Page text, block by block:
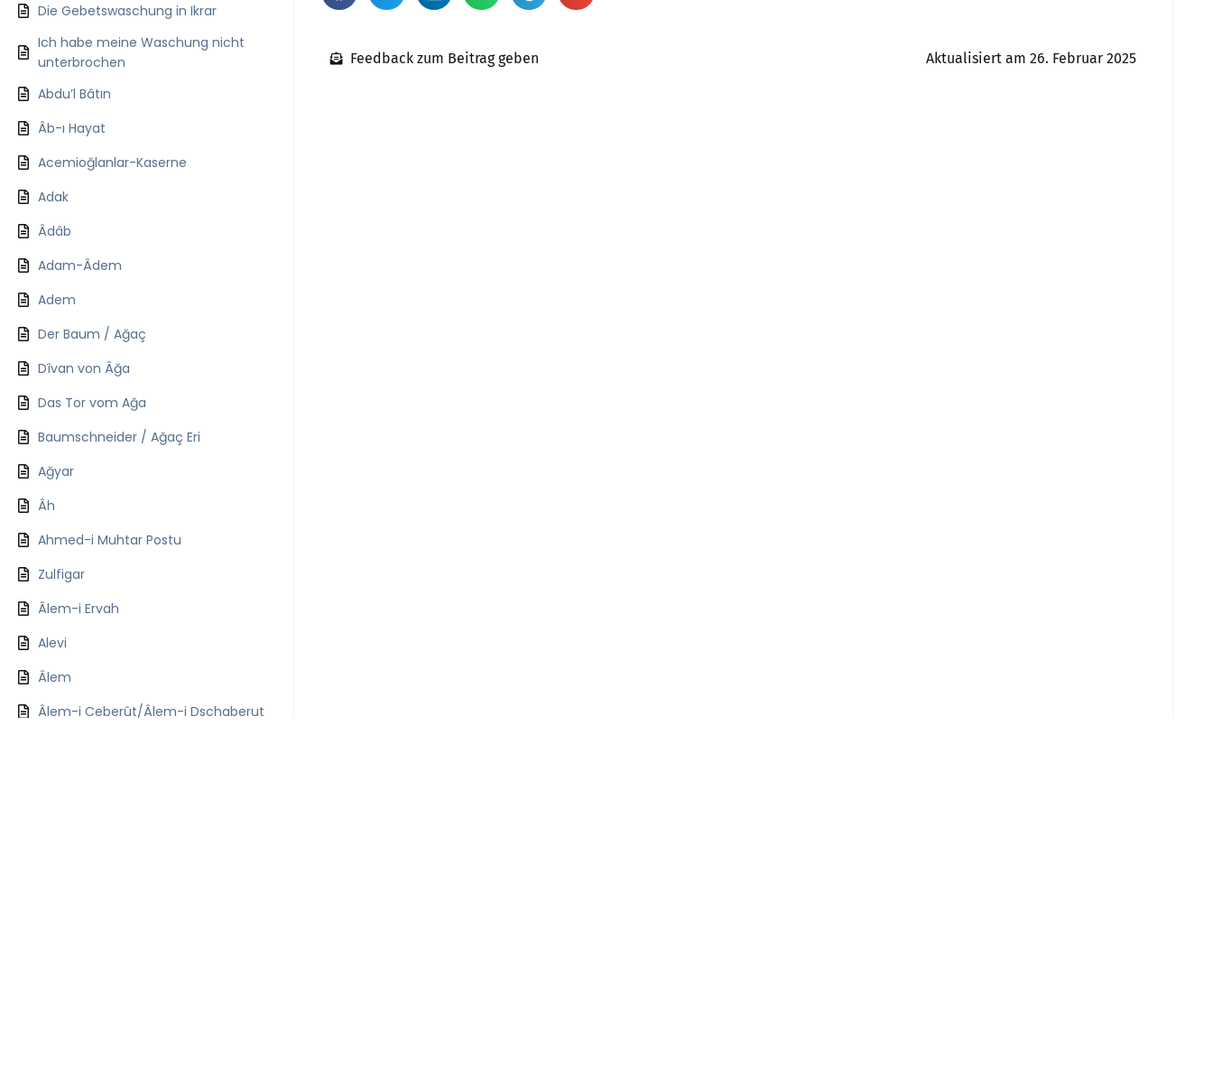
Die Gebetswaschung in Ikrar
Ich habe meine Waschung nicht
unterbrochen
Abdu’l Bâtın
Âb-ı Hayat
Acemioğlanlar-Kaserne
Adak
Âdâb
Adam-Âdem
Adem
Der Baum / Ağaç
Dîvan von Âğa
Das Tor vom Ağa
Baumschneider / Ağaç Eri
Ağyar
Âh
Ahmed-i Muhtar Postu
Zulfigar
Âlem-i Ervah
Alevi
Âlem
Âlem-i Ceberût/Âlem-i Dschaberut
Feedback zum Beitrag geben Aktualisiert am 26. Februar 2025